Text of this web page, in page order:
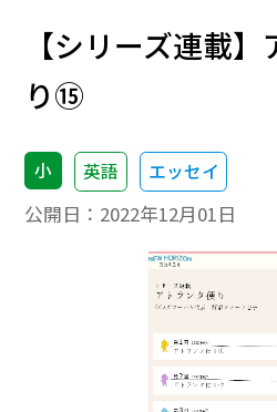
【シリーズ連載
り⑮
小 英語 エッセイ
公開日： 2022年12月01日